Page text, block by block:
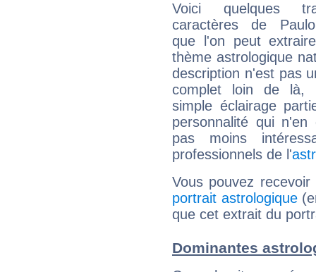
Voici quelques
caractères de
que l'on peut
thème astrologique
description n'est pas
complet loin de là,
simple éclairage
personnalité qui n'en
pas moins
professionnels de l'
Vous pouvez
portrait astrologique
que cet extrait du
Dominantes